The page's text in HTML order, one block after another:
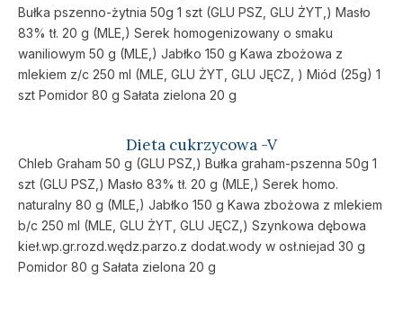
Bułka pszenno-żytnia 50g 1 szt (GLU PSZ, GLU ŻYT,) Masło
83% tł. 20 g (MLE,) Serek homogenizowany o smaku
waniliowym 50 g (MLE,) Jabłko 150 g Kawa zbożowa z
mlekiem z/c 250 ml (MLE, GLU ŻYT, GLU JĘCZ, ) Miód (25g) 1
szt Pomidor 80 g Sałata zielona 20 g
Dieta cukrzycowa -V
Chleb Graham 50 g (GLU PSZ,) Bułka graham-pszenna 50g 1
szt (GLU PSZ,) Masło 83% tł. 20 g (MLE,) Serek homo.
naturalny 80 g (MLE,) Jabłko 150 g Kawa zbożowa z mlekiem
b/c 250 ml (MLE, GLU ŻYT, GLU JĘCZ,) Szynkowa dębowa
kieł.wp.gr.rozd.wędz.parzo.z dodat.wody w osł.niejad 30 g
Pomidor 80 g Sałata zielona 20 g